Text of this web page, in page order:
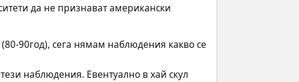
да не признават американски
90год), сега нямам наблюдения какво се
наблюдения. Евентуално в хай скул